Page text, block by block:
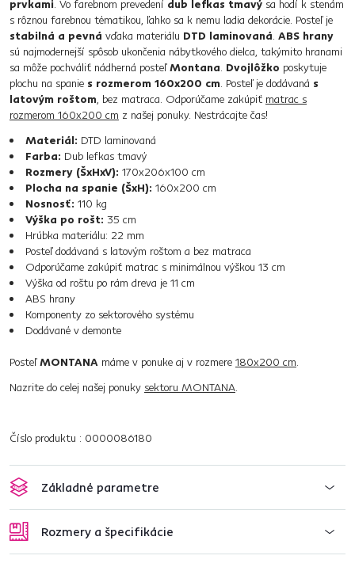
prvkami. Vo farebnom prevedení dub lefkas tmavý sa hodí k stenám
s rôznou farebnou tématikou, ľahko sa k nemu ladia dekorácie. Posteľ je
stabilná a pevná vďaka materiálu DTD laminovaná. ABS hrany
sú najmodernejší spôsob ukončenia nábytkového dielca, takýmito hranami
sa môže pochváliť nádherná posteľMontana. Dvojlôžko poskytuje
plochu na spanie s rozmerom 160x200 cm. Posteľ je dodávaná s
latovým roštom, bez matraca. Odporúčame zakúpiť matrac s
rozmerom 160x200 cm z našej ponuky. Nestrácajte čas!
Materiál: DTD laminovaná
Farba: Dub lefkas tmavý
Rozmery (ŠxHxV): 170x206x100 cm
Plocha na spanie (ŠxH): 160x200 cm
Nosnosť: 110 kg
Výška po rošt: 35 cm
Hrúbka materiálu: 22 mm
Posteľ dodávaná s latovým roštom a bez matraca
Odporúčame zakúpiť matrac s minimálnou výškou 13 cm
Výška od roštu po rám dreva je 11 cm
ABS hrany
Komponenty zo sektorového systému
Dodávané v demonte
PosteľMONTANA máme v ponuke aj v rozmere 180x200 cm.
Nazrite do celej našej ponuky sektoru MONTANA.
Číslo produktu : 0000086180
Základné parametre
Rozmery a špecifikácie